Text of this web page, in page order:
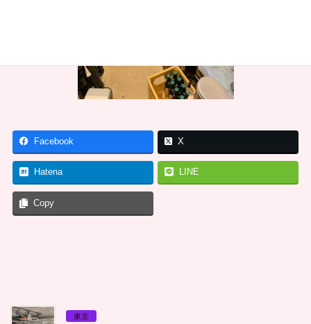
Facebook X
Hatena LINE
Copy
東京